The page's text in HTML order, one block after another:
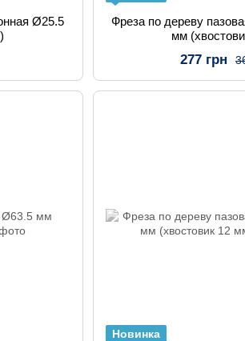
Ø25.5
Фреза по дереву
мм
277 грн
Новинка